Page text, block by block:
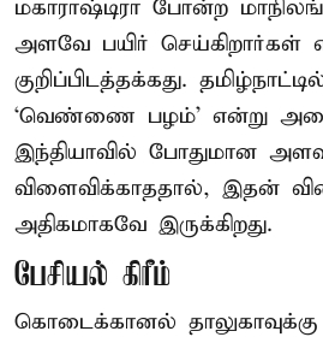
மகாராஷ்டிரா போன்ற
அளவே பயிர் செய்கிறார்கள்
குறிப்பிடத்தக்கது.
‘வெண்ணை பழம்’ என்று
இந்தியாவில் போதுமான
விளைவிக்காததால், இதன்
அதிகமாகவே இருக்கிறது.
பேசியல் கிரீம்
கொடைக்கானல்